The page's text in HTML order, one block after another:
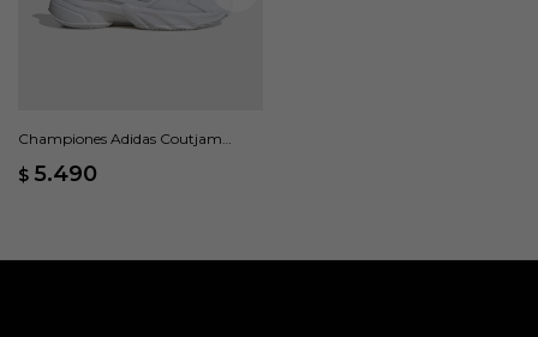
Championes Adidas Coutjam
$ 5.490